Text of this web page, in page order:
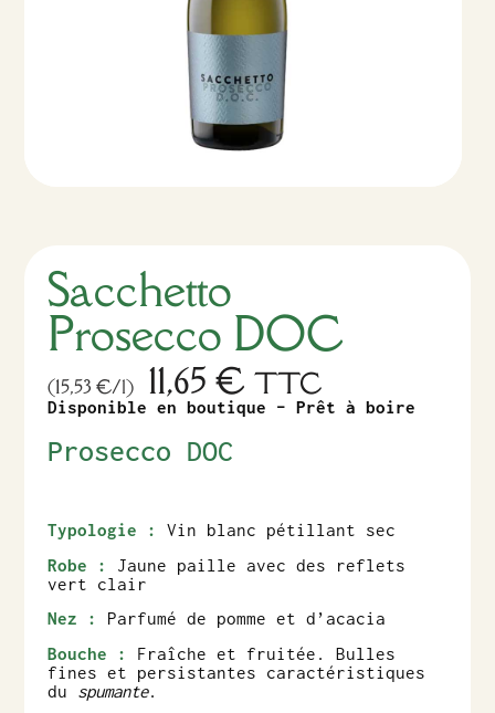
Sacchetto
Prosecco DOC
(15,53 €/l) 11,65€ TTC
Disponible en boutique – Prêt à boire
Prosecco DOC
Typologie : Vin blanc pétillant sec
Robe : Jaune paille avec des reflets
vert clair
Nez : Parfumé de pomme et d’acacia
Bouche : Fraîche et fruitée. Bulles
fines et persistantes caractéristiques
du
spumante.